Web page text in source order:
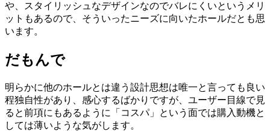
や、スタイリッシュなデザインなのでバレにくいというメリ
ットもあるので、そういったニーズに向いたホールだとも思
います。
だもんで
明らかに他のホールとは違う設計思想は唯一と言っても良い
程独自性があり、感心するばかりですが、ユーザー目線で見
ると前項にもあるように「コスパ」という面では購入動機と
しては薄いような気がします。